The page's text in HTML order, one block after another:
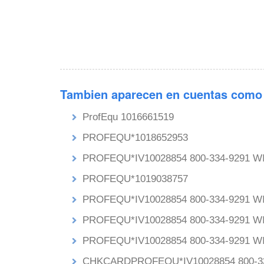
Tambien aparecen en cuentas como
ProfEqu 1016661519
PROFEQU*1018652953
PROFEQU*IV10028854 800-334-9291 WI
PROFEQU*1019038757
PROFEQU*IV10028854 800-334-9291 WI
PROFEQU*IV10028854 800-334-9291 WI
PROFEQU*IV10028854 800-334-9291 WI
CHKCARDPROFEQU*IV10028854 800-